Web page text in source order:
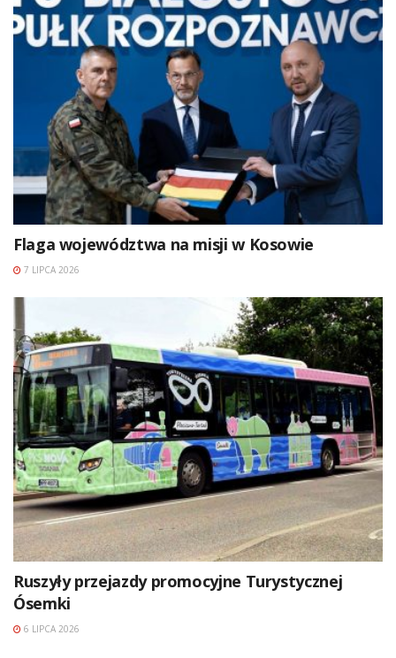
Flaga województwa na misji w Kosowie
7 LIPCA 2026
Ruszyły przejazdy promocyjne Turystycznej
Ósemki
6 LIPCA 2026